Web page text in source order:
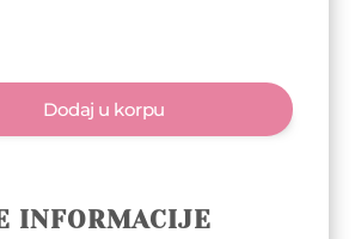
Dodaj u korpu
INFORMACIJE